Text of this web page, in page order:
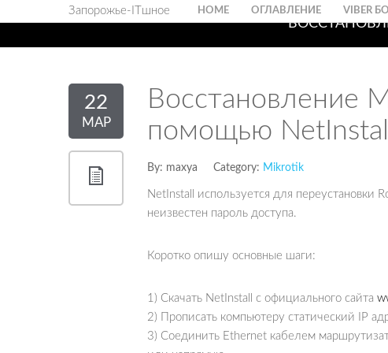
Запорожье-ITшное HOME ОГЛАВЛЕНИЕ VIBER
22
МАР
Восстановление
помощью NetInstall
By: maxya Category: Mikrotik
NetInstall используется для переустановки
неизвестен пароль доступа.
Коротко опишу основные шаги:
1) Скачать NetInstall с официального сайта
2) Прописать компьютеру статический IP
3) Соединить Ethernet кабелем